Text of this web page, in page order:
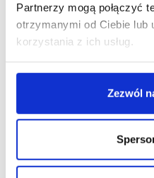
Partnerzy mogą połączyć
otrzymanymi od Ciebie lub
korzystania z ich usług.
Zezwól